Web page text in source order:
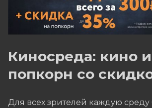
Киносреда: кино и
попкорн со
Для всех зрителей каждую среду